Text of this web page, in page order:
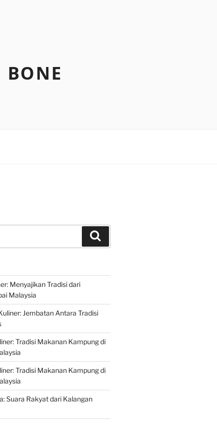
BONE
Menyajikan Tradisi dari
Malaysia
Jembatan Antara Tradisi
Tradisi Makanan Kampung di
Tradisi Makanan Kampung di
Suara Rakyat dari Kalangan